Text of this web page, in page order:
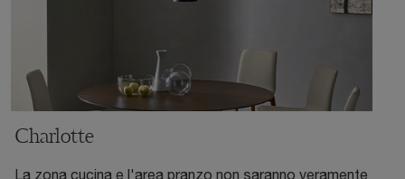
Charlotte
La zona cucina e l'area pranzo non saranno veramente